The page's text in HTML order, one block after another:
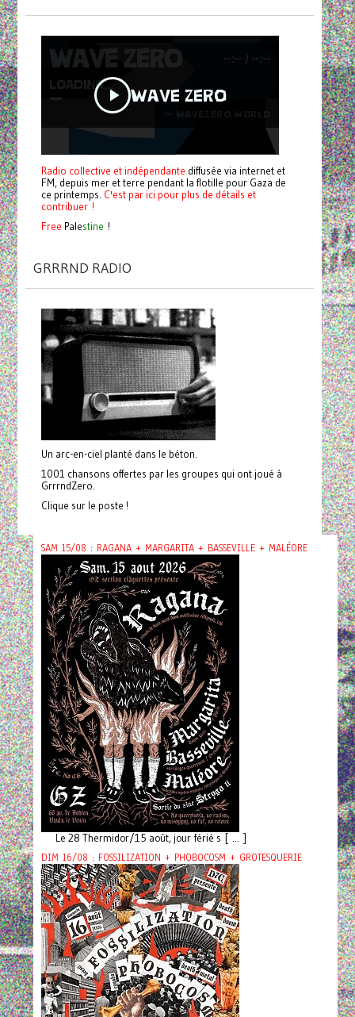
Radio collective et indépendante diffusée via internet et
FM, depuis mer et terre pendant la flotille pour Gaza de
ce printemps. C'est par ici pour plus de détails et
contribuer !
Free Palestine !
GRRRND RADIO
Un arc-en-ciel planté dans le béton.
1001 chansons offertes par les groupes qui ont joué à
GrrrndZero.
Clique sur le poste !
SAM 15/08 : RAGANA + MARGARITA + BASSEVILLE + MALÉORE
Le 28 Thermidor/15 août, jour férié s [ ... ]
DIM 16/08 : FOSSILIZATION + PHOBOCOSM + GROTESQUERIE